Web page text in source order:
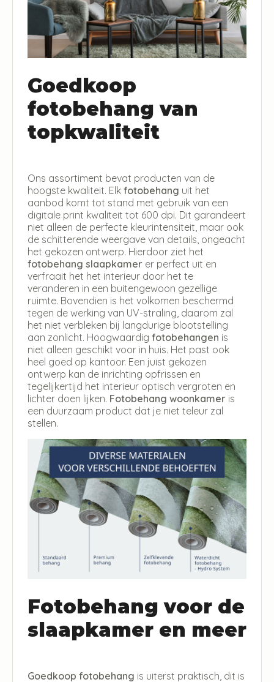
Goedkoop
fotobehang van
topkwaliteit
Ons assortiment bevat producten van de
hoogste kwaliteit. Elk fotobehang uit het
aanbod komt tot stand met gebruik van een
digitale print kwaliteit tot 600 dpi. Dit garandeert
niet alleen de perfecte kleurintensiteit, maar ook
de schitterende weergave van details, ongeacht
het gekozen ontwerp. Hierdoor ziet het
fotobehang slaapkamer er perfect uit en
verfraait het het interieur door het te
veranderen in een buitengewoon gezellige
ruimte. Bovendien is het volkomen beschermd
tegen de werking van UV-straling, daarom zal
het niet verbleken bij langdurige blootstelling
aan zonlicht. Hoogwaardig fotobehangen is
niet alleen geschikt voor in huis. Het past ook
heel goed op kantoor. Een juist gekozen
ontwerp kan de inrichting opfrissen en
tegelijkertijd het interieur optisch vergroten en
lichter doen lijken. Fotobehang woonkamer is
een duurzaam product dat je niet teleur zal
stellen.
Fotobehang voor de
slaapkamer en meer
Goedkoop fotobehang is uiterst praktisch, dit is